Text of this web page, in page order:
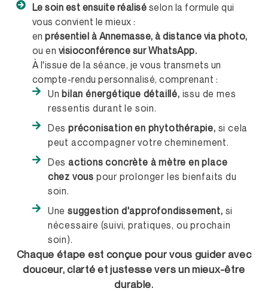
Le soin est ensuite réalisé selon la formule qui
vous convient le mieux :
enprésentiel à Annemasse, à distance via photo,
ou en visioconférence sur WhatsApp.
À l'issue de la séance, je vous transmets un
compte-rendu personnalisé, comprenant :
Unbilan énergétique détaillé, issu de mes
ressentis durant le soin.
Despréconisation en phytothérapie, si cela
peut accompagner votre cheminement.
Desactions concrète à mètre en place
chez vous pour prolonger les bienfaits du
soin.
Unesuggestion d'approfondissement, si
nécessaire (suivi, pratiques, ou prochain
soin).
Chaque étape est conçue pour vous guider avec
douceur, clarté et justesse vers un mieux-être
durable.